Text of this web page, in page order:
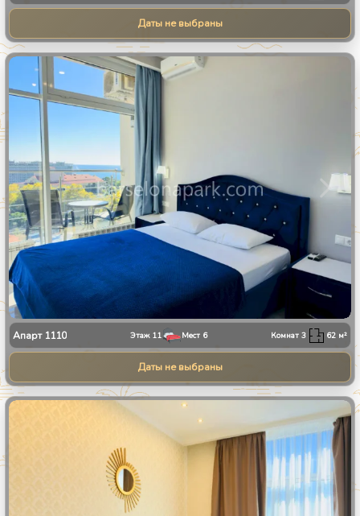
Даты не выбраны
1/8
Апарт 1110 Этаж 11 Мест 6 Комнат3 62 м²
Даты не выбраны